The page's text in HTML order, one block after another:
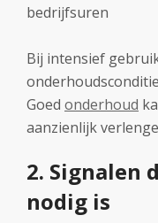
bedrijfsuren
Bij intensief
Goed onderhoud
aanzienlijk
2. Signalen
nodig is